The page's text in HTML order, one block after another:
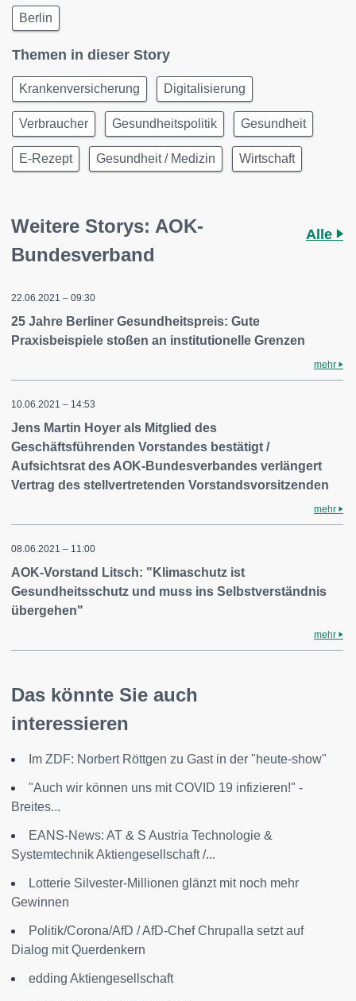
Berlin
Themen in dieser Story
Krankenversicherung Digitalisierung
Verbraucher Gesundheitspolitik Gesundheit
E-Rezept Gesundheit / Medizin Wirtschaft
Weitere Storys: AOK-
Bundesverband
Alle
22.06.2021 – 09:30
25 Jahre Berliner Gesundheitspreis: Gute
Praxisbeispiele stoßen an institutionelle Grenzen
mehr
10.06.2021 – 14:53
Jens Martin Hoyer als Mitglied des
Geschäftsführenden Vorstandes bestätigt /
Aufsichtsrat des AOK-Bundesverbandes verlängert
Vertrag des stellvertretenden Vorstandsvorsitzenden
mehr
08.06.2021 – 11:00
AOK-Vorstand Litsch: "Klimaschutz ist
Gesundheitsschutz und muss ins Selbstverständnis
übergehen"
mehr
Das könnte Sie auch
interessieren
Im ZDF: Norbert Röttgen zu Gast in der "heute-show"
"Auch wir können uns mit COVID 19 infizieren!" -
Breites...
EANS-News: AT & S Austria Technologie &
Systemtechnik Aktiengesellschaft /...
Lotterie Silvester-Millionen glänzt mit noch mehr
Gewinnen
Politik/Corona/AfD / AfD-Chef Chrupalla setzt auf
Dialog mit Querdenkern
edding Aktiengesellschaft